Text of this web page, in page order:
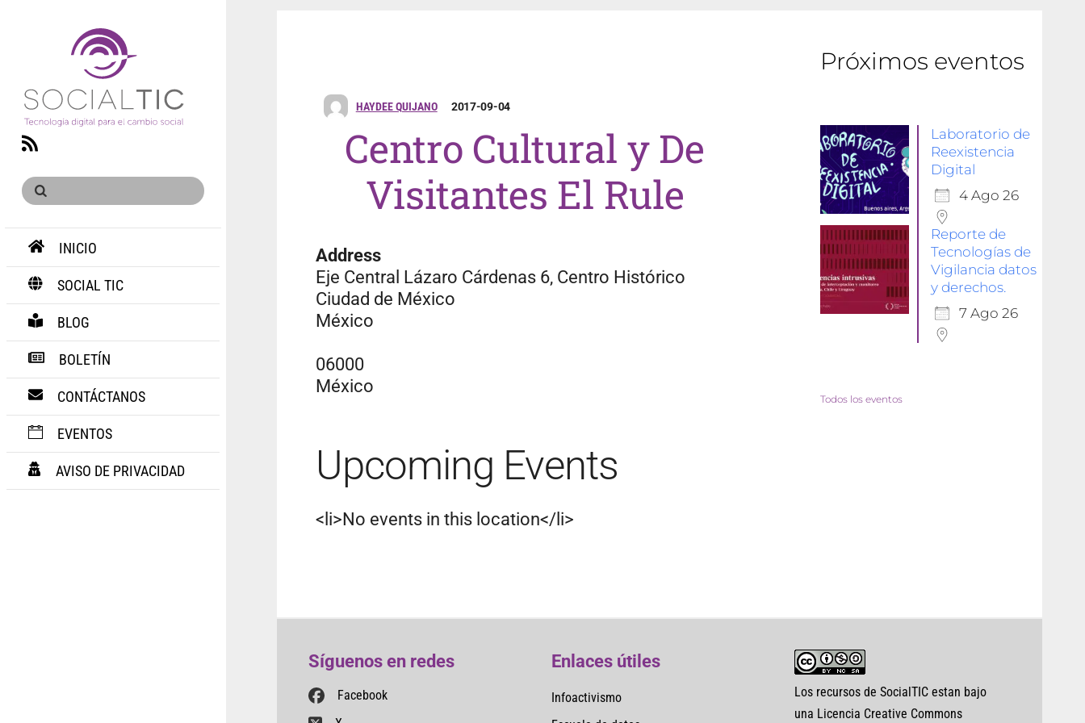
RSS
INICIO
SOCIAL TIC
BLOG
BOLETÍN
CONTÁCTANOS
EVENTOS
AVISO DE PRIVACIDAD
HAYDEE QUIJANO 2017-09-04
Centro Cultural y De
Visitantes El Rule
Address
Eje Central Lázaro Cárdenas 6, Centro Histórico
Ciudad de México
México
06000
México
Upcoming Events
<li>No events in this location</li>
Próximos eventos
Laboratorio de
Reexistencia
Digital
4 Ago 26
Reporte de
Tecnologías de
Vigilancia datos
y derechos.
7 Ago 26
Todos los eventos
Síguenos en redes
Facebook
Enlaces útiles
Infoactivismo
Los recursos de SocialTIC estan bajo
una Licencia Creative Commons